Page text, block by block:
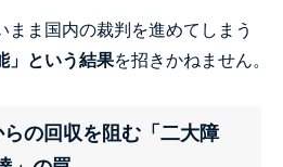
まま国内の裁判を進めてしまう
」という結果を招きかねません。
の回収を阻む「二大障